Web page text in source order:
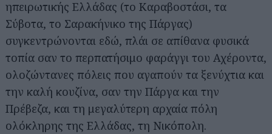
ηπειρωτικής Ελλάδας (το Καραβοστάσι, τα
Σύβοτα, το Σαρακήνικο της Πάργας)
συγκεντρώνονται εδώ, πλάι σε απίθανα φυσικά
τοπία σαν το περπατήσιμο φαράγγι του Αχέροντα,
ολοζώντανες πόλεις που αγαπούν τα ξενύχτια και
την καλή κουζίνα, σαν την Πάργα και την
Πρέβεζα, και τη μεγαλύτερη αρχαία πόλη
ολόκληρης της Ελλάδας, τη Νικόπολη.